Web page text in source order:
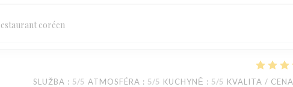
coréen
SLUŽBA : 5/5 ATMOSFÉRA : 5/5 KUCHYNĚ : 5/5 KVALITA / CENA